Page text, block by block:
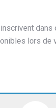
lors de